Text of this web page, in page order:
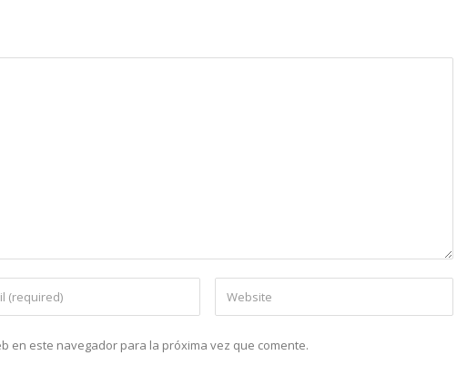
en este navegador para la próxima vez que comente.